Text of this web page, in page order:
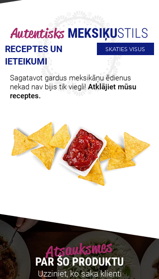
Autentisks MEKSIĶUSTILS
RECEPTES UN
IETEIKUMI
SKATIES VISUS
Sagatavot gardus meksikāņu ēdienus
nekad nav bijis tik viegli! Atklājiet mūsu
receptes.
Atsauksmes
PAR ŠO PRODUKTU
Uzziniet, ko saka klienti